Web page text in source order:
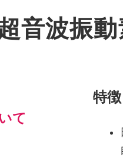
音波振
て
特徴